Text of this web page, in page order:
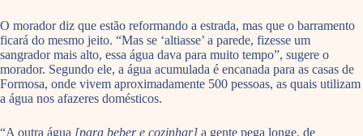
O morador diz que estão reformando a estrada, mas que o barramento
ficará do mesmo jeito. “Mas se ‘altiasse’ a parede, fizesse um
sangrador mais alto, essa água dava para muito tempo”, sugere o
morador. Segundo ele, a água acumulada é encanada para as casas de
Formosa, onde vivem aproximadamente 500 pessoas, as quais utilizam
a água nos afazeres domésticos.
“A outra água [para beber e cozinhar] a gente pega longe, de